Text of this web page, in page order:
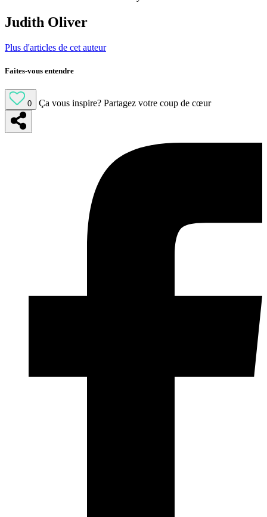
Judith Oliver
Plus d'articles de cet auteur
Faites-vous entendre
0 Ça vous inspire? Partagez votre coup de cœur